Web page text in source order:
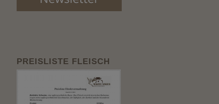
PREISLISTE FLEISCH